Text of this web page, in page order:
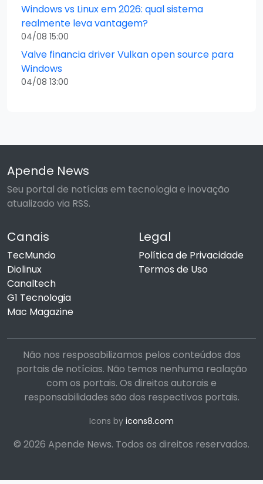
Windows vs Linux em 2026: qual sistema
realmente leva vantagem?
04/08 15:00
Valve financia driver Vulkan open source para
Windows
04/08 13:00
Apende News
Seu portal de notícias em tecnologia e inovação
atualizado via RSS.
Canais
TecMundo
Diolinux
Canaltech
G1 Tecnologia
Mac Magazine
Legal
Política de Privacidade
Termos de Uso
Não nos resposabilizamos pelos conteúdos dos
portais de notícias. Não temos nenhuma realação
com os portais. Os direitos autorais e
responsabilidades são dos respectivos portais.
Icons by icons8.com
© 2026 Apende News. Todos os direitos reservados.